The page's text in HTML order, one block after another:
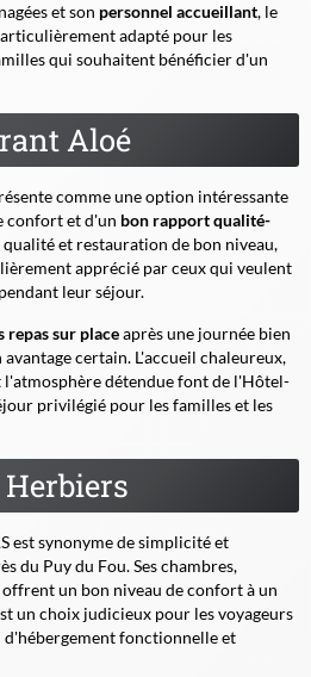
et son personnel accueillant, le
adapté pour les
qui souhaitent bénéficier d'un
Aloé
comme une option intéressante
confort et d'un bon rapport qualité-
et restauration de bon niveau,
apprécié par ceux qui veulent
leur séjour.
repas sur placeaprès une journée bien
certain. L'accueil chaleureux,
l'atmosphère détendue font de l'Hôtel-
privilégié pour les familles et les
est synonyme de simplicité et
du Puy du Fou. Ses chambres,
offrent un bon niveau de confort à un
un choix judicieux pour les voyageurs
fonctionnelle et